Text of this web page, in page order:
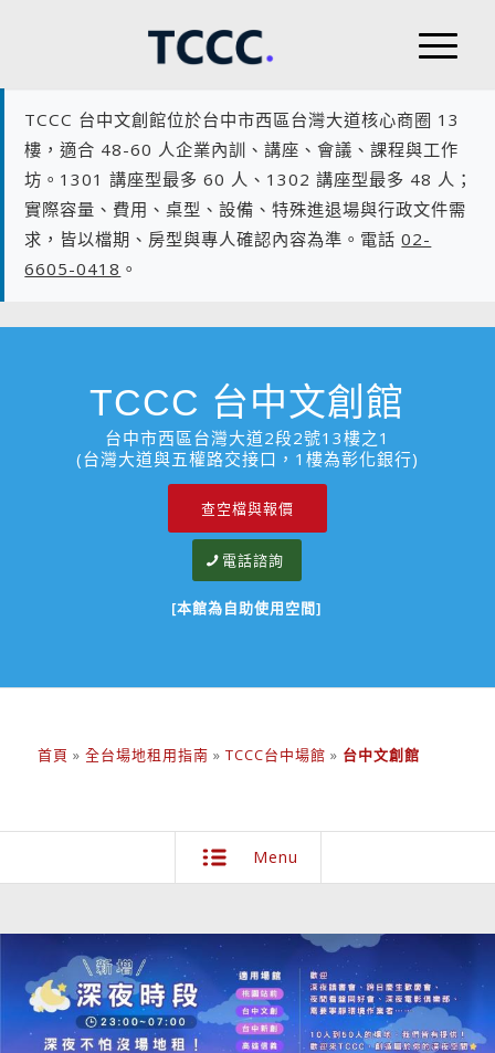
TCCC 台中文創館位於台中市西區台灣大道核心商圈 13
樓，適合 48-60 人企業內訓、講座、會議、課程與工作
坊。1301 講座型最多 60 人、1302 講座型最多 48 人；
實際容量、費用、桌型、設備、特殊進退場與行政文件需
求，皆以檔期、房型與專人確認內容為準。電話02-
6605-0418 。
TCCC 台中文創館
台中市西區台灣大道2段2號13樓之1
(台灣大道與五權路交接口，1樓為彰化銀行)
查空檔與報價
電話諮詢
[本館為自助使用空間]
首頁 » 全台場地租用指南 » TCCC台中場館 » 台中文創館
Menu